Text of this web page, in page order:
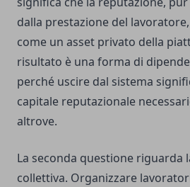
dalla prestazione del
come un asset privato della
risultato è una forma di
perché uscire dal sistema
capitale reputazionale
altrove.
La seconda questione riguarda
collettiva. Organizzare